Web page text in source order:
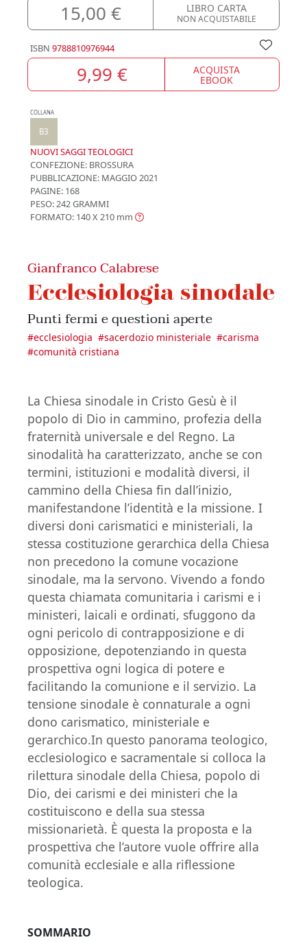
15,00 € LIBRO CARTA
NON ACQUISTABILE
ISBN 9788810976944
9,99 € ACQUISTA
EBOOK
COLLANA
B3
NUOVI SAGGI TEOLOGICI
CONFEZIONE: BROSSURA
PUBBLICAZIONE: MAGGIO 2021
PAGINE: 168
PESO: 242 GRAMMI
FORMATO: 140 X 210 mm
Gianfranco Calabrese
Ecclesiologia sinodale
Punti fermi e questioni aperte
#ecclesiologia #sacerdozio ministeriale #carisma
#comunità cristiana
La Chiesa sinodale in Cristo Gesù è il
popolo di Dio in cammino, profezia della
fraternità universale e del Regno. La
sinodalità ha caratterizzato, anche se con
termini, istituzioni e modalità diversi, il
cammino della Chiesa fin dall’inizio,
manifestandone l’identità e la missione. I
diversi doni carismatici e ministeriali, la
stessa costituzione gerarchica della Chiesa
non precedono la comune vocazione
sinodale, ma la servono. Vivendo a fondo
questa chiamata comunitaria i carismi e i
ministeri, laicali e ordinati, sfuggono da
ogni pericolo di contrapposizione e di
opposizione, depotenziando in questa
prospettiva ogni logica di potere e
facilitando la comunione e il servizio. La
tensione sinodale è connaturale a ogni
dono carismatico, ministeriale e
gerarchico.In questo panorama teologico,
ecclesiologico e sacramentale si colloca la
rilettura sinodale della Chiesa, popolo di
Dio, dei carismi e dei ministeri che la
costituiscono e della sua stessa
missionarietà. È questa la proposta e la
prospettiva che l’autore vuole offrire alla
comunità ecclesiale e alla riflessione
teologica.
SOMMARIO